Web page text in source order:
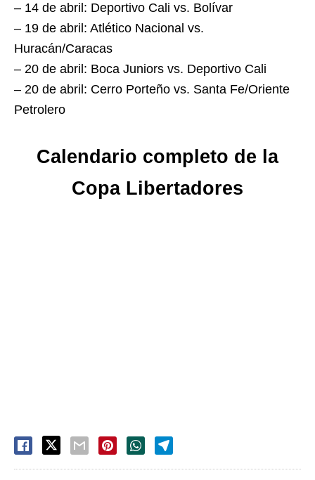
– 14 de abril: Deportivo Cali vs. Bolívar
– 19 de abril: Atlético Nacional vs.
Huracán/Caracas
– 20 de abril: Boca Juniors vs. Deportivo Cali
– 20 de abril: Cerro Porteño vs. Santa Fe/Oriente
Petrolero
Calendario completo de la
Copa Libertadores